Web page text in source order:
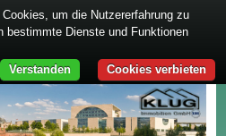
um die Nutzererfahrung zu
bestimmte Dienste und Funktionen
Cookies verbieten
Verstanden